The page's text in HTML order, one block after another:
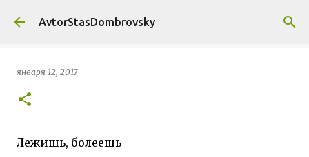
К основному контенту
AvtorStasDombrovsky
января 12, 2017
Лежишь, болеешь